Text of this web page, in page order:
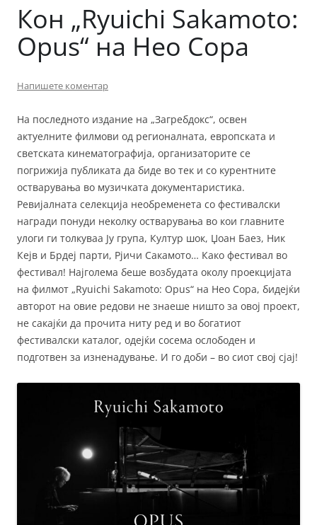
Кон „Ryuichi Sakamoto:
Opus“ на Нео Сора
Напишете коментар
На последното издание на „Загребдокс“, освен
актуелните филмови од регионалната, европската и
светската кинематографија, организаторите се
погрижија публиката да биде во тек и со курентните
остварувања во музичката документаристика.
Ревијалната селекција необременета со фестивалски
награди понуди неколку остварувања во кои главните
улоги ги толкуваа Ју група, Култур шок, Џоан Баез, Ник
Кејв и Брдеј парти, Рјичи Сакамото… Како фестивал во
фестивал! Најголема беше возбудата околу проекцијата
на филмот „Ryuichi Sakamoto: Opus“ на Нео Сора, бидејќи
авторот на овие редови не знаеше ништо за овој проект,
не сакајќи да прочита ниту ред и во богатиот
фестивалски каталог, одејќи сосема ослободен и
подготвен за изненадување. И го доби – во сиот свој сјај!